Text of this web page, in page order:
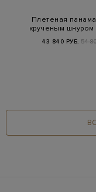
Плетеная
крученым шнуром
43 840 РУБ. 54